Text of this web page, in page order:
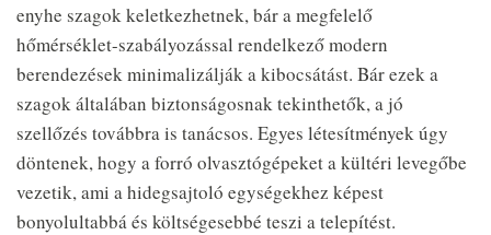
enyhe szagok keletkezhetnek, bár a megfelelő
hőmérséklet-szabályozással rendelkező modern
berendezések minimalizálják a kibocsátást. Bár ezek a
szagok általában biztonságosnak tekinthetők, a jó
szellőzés továbbra is tanácsos. Egyes létesítmények úgy
döntenek, hogy a forró olvasztógépeket a kültéri levegőbe
vezetik, ami a hidegsajtoló egységekhez képest
bonyolultabbá és költségesebbé teszi a telepítést.